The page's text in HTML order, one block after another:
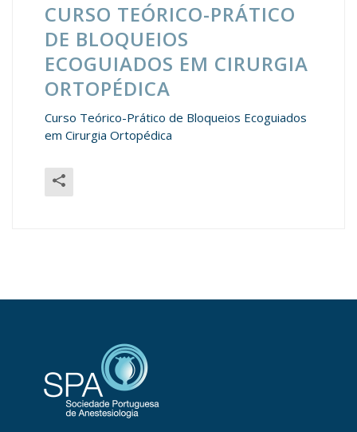
CURSO TEÓRICO-PRÁTICO
DE BLOQUEIOS
ECOGUIADOS EM CIRURGIA
ORTOPÉDICA
Curso Teórico-Prático de Bloqueios Ecoguiados
em Cirurgia Ortopédica